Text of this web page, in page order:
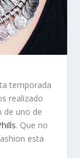
temporada
realizado
de uno de
. Que no
esta